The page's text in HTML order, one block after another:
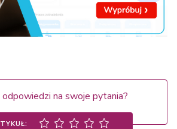
odpowiedzi na swoje pytania?